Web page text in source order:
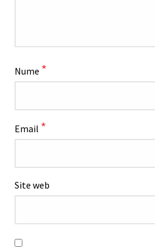
Nume *
Email *
Site web